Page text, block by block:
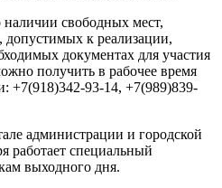
свободных мест,
допустимых к реализации,
документах для участия
получить в рабочее время
+7(918)342-93-14, +7(989)839-
администрации и городской
работает специальный
выходного дня.